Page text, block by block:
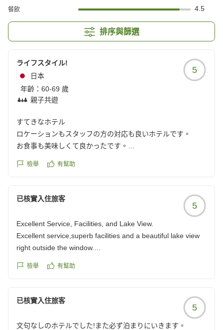
餐飲 4.5
排序與篩選
ライフスタイル!
日本
年齡： 60-69 歲
親子共遊
5
すてきなホテル
ロケーションもスタッフの方の対応も良いホテルです。
お食事も美味しくて良かったです。
https://review.travel.rakuten.co.jp/hotel/voice/29755?
檢舉 有幫助
已核實入住旅客
5
Excellent Service, Facilities, and Lake View.
Excellent service,superb facilities and a beautiful lake view
right outside the window.
https://review.travel.rakuten.co.jp/hotel/voice/29755?
檢舉 有幫助
已核實入住旅客
5
文句なしのホテルでした!また必ず泊まりにいきます。